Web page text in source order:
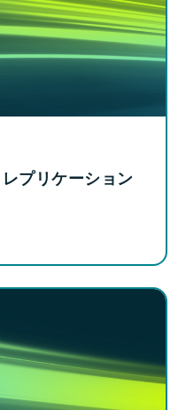
プリケーション